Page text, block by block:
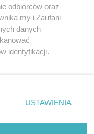
z portali
sięz nami
odbiorców oraz
my i Zaufani
danych
identyfikacji.
prywatności
strony
zgody
się takiemu
USTAWIENIA